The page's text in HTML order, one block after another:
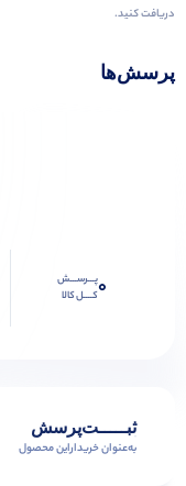
دریافت کنید.
پرسش‌ها
0پـــرســـش
کــــل کالا
ثبـــــت‌پرسش
به‌عنوان ‌خریدار‌این‌ محصول